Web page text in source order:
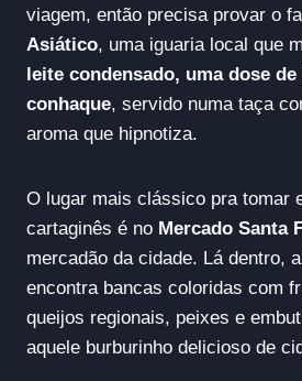
viagem, então precisa provar o
Asiático, uma iguaria local que
leite condensado, uma dose
conhaque, servido numa taça
aroma que hipnotiza.
O lugar mais clássico pra tomar
cartaginês é no Mercado Santa
mercadão da cidade. Lá dentro,
encontra bancas coloridas com
queijos regionais, peixes e
aquele burburinho delicioso de